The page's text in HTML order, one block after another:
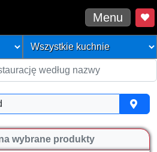
Menu
wybrane produkty